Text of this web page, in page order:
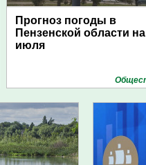
Прогноз погоды в
Пензенской области
июля